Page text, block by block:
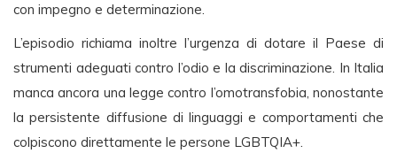
con impegno e determinazione.
L’episodio richiama inoltre l’urgenza di dotare il Paese di
strumenti adeguati contro l’odio e la discriminazione. In Italia
manca ancora una legge contro l’omotransfobia, nonostante
la persistente diffusione di linguaggi e comportamenti che
colpiscono direttamente le persone LGBTQIA+.